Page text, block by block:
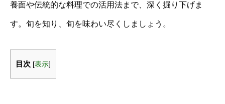
養面や伝統的な料理での活用法まで、深く掘り下げま
す。旬を知り、旬を味わい尽くしましょう。
目次 [表示]